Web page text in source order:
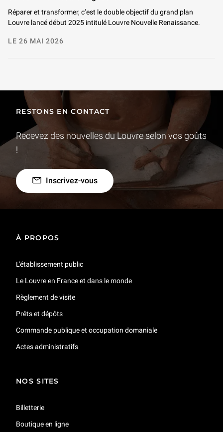
Réparer et transformer, c’est le double objectif du grand plan
Louvre lancé début 2025 intitulé Louvre Nouvelle Renaissance.
LE 26 MAI 2026
RESTONS EN CONTACT
Recevez des nouvelles du Louvre selon vos goûts
!
Inscrivez-vous
À PROPOS
L'établissement public
Le Louvre en France et dans le monde
Règlement de visite
Prêts et dépôts
Commande publique et occupation domaniale
Actes administratifs
NOS SITES
Billetterie
Boutique en ligne